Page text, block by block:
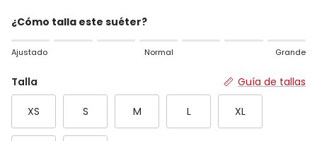
¿Cómo talla este suéter?
Rating of 1 means Ajustado.
Middle rating means Normal.
Rating of 7 means Grande.
The rating of this product for "" is 0.
Ajustado Normal Grande
Talla Guía de tallas
XS S M L XL